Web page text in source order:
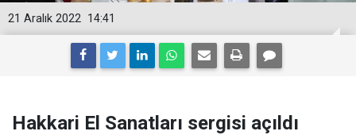
14:41
21 Aralık 2022
Hakkari El Sanatları sergisi açıldı